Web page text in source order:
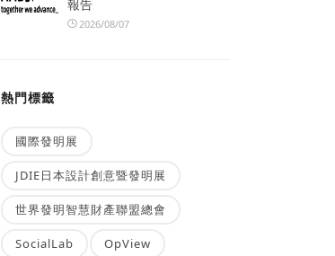
報告
2026/08/07
熱門標籤
國際發明展
JDIE日本設計創意暨發明展
世界發明智慧財產聯盟總會
SocialLab OpView